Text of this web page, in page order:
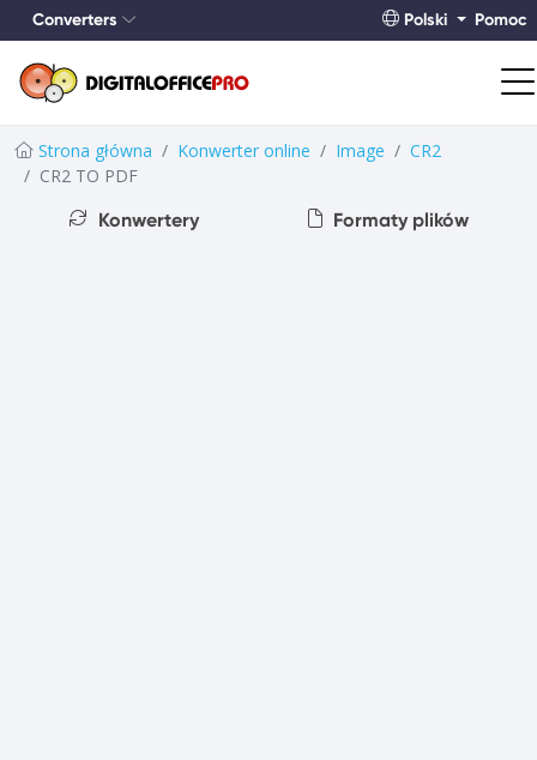
Converters Polski Pomoc
Strona główna Konwerter online Image
CR2
CR2 TO PDF
Konwertery
Formaty plików